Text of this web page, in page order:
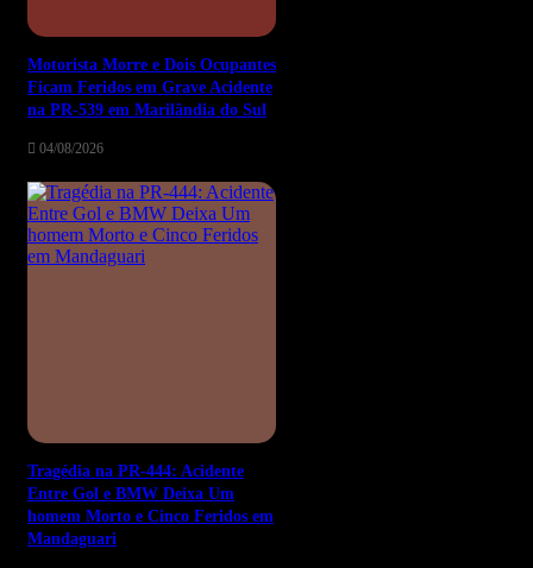
Motorista Morre e Dois Ocupantes
Ficam Feridos em Grave Acidente
na PR-539 em Marilândia do Sul
04/08/2026
Tragédia na PR-444: Acidente
Entre Gol e BMW Deixa Um
homem Morto e Cinco Feridos em
Mandaguari